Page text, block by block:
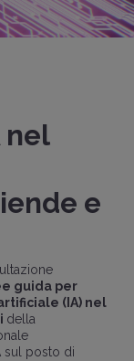
nel
e
guida per
(IA) nel
della
sul posto di